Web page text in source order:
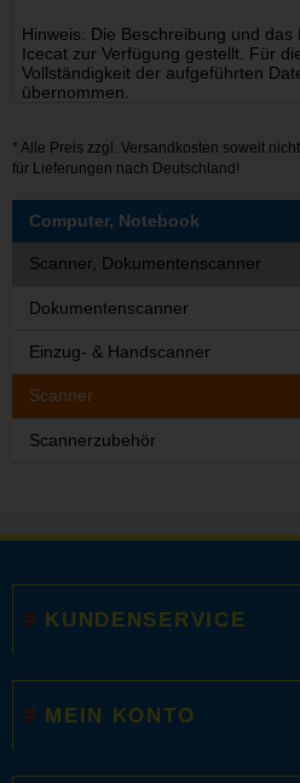
Hinweis: Die Beschreibung und
Icecat zur Verfügung gestellt. Für
Vollständigkeit der aufgeführten
übernommen.
* Alle Preis zzgl. Versandkosten soweit
für Lieferungen nach Deutschland!
Computer, Notebook
Scanner, Dokumentenscanner
Dokumentenscanner
Einzug- & Handscanner
Scanner
Scannerzubehör
KUNDENSERVICE
MEIN KONTO